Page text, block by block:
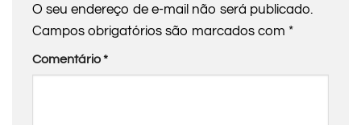
O seu endereço de e-mail não será publicado.
Campos obrigatórios são marcados com *
Comentário*